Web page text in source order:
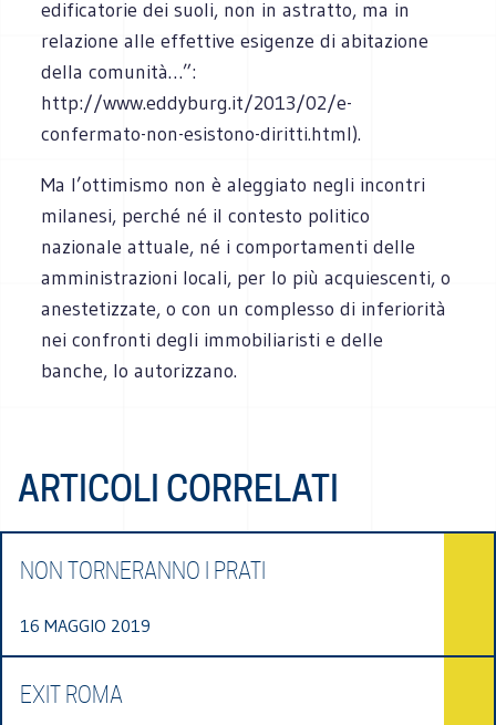
edificatorie dei suoli, non in astratto, ma in
relazione alle effettive esigenze di abitazione
della comunità…”:
http://www.eddyburg.it/2013/02/e-
confermato-non-esistono-diritti.html).
Ma l’ottimismo non è aleggiato negli incontri
milanesi, perché né il contesto politico
nazionale attuale, né i comportamenti delle
amministrazioni locali, per lo più acquiescenti, o
anestetizzate, o con un complesso di inferiorità
nei confronti degli immobiliaristi e delle
banche, lo autorizzano.
ARTICOLI CORRELATI
NON TORNERANNO I PRATI
16 MAGGIO 2019
EXIT ROMA